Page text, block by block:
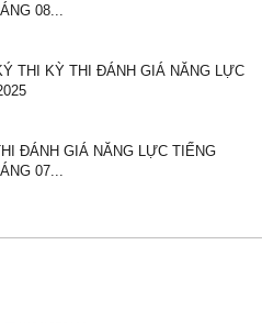
08...
THI KỲ THI ĐÁNH GIÁ NĂNG LỰC
ĐÁNH GIÁ NĂNG LỰC TIẾNG
07...